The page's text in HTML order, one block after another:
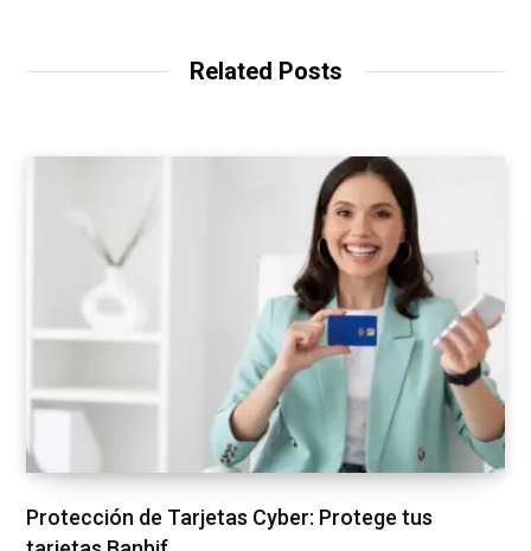
Related Posts
Protección de Tarjetas Cyber: Protege tus